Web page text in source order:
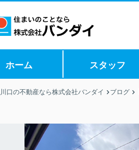
ホーム スタッフ
川口の不動産なら株式会社バンダイ ブログ